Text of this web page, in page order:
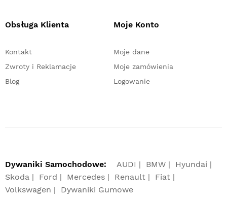
Obsługa Klienta
Kontakt
Zwroty i Reklamacje
Blog
Moje Konto
Moje dane
Moje zamówienia
Logowanie
Dywaniki Samochodowe: AUDI BMW
Hyundai
Skoda
Ford Mercedes Renault
Fiat
Volkswagen
Dywaniki Gumowe